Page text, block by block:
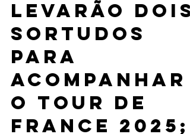
Corsa Bike
Parts e
Prologo
levarão dois
sortudos
para